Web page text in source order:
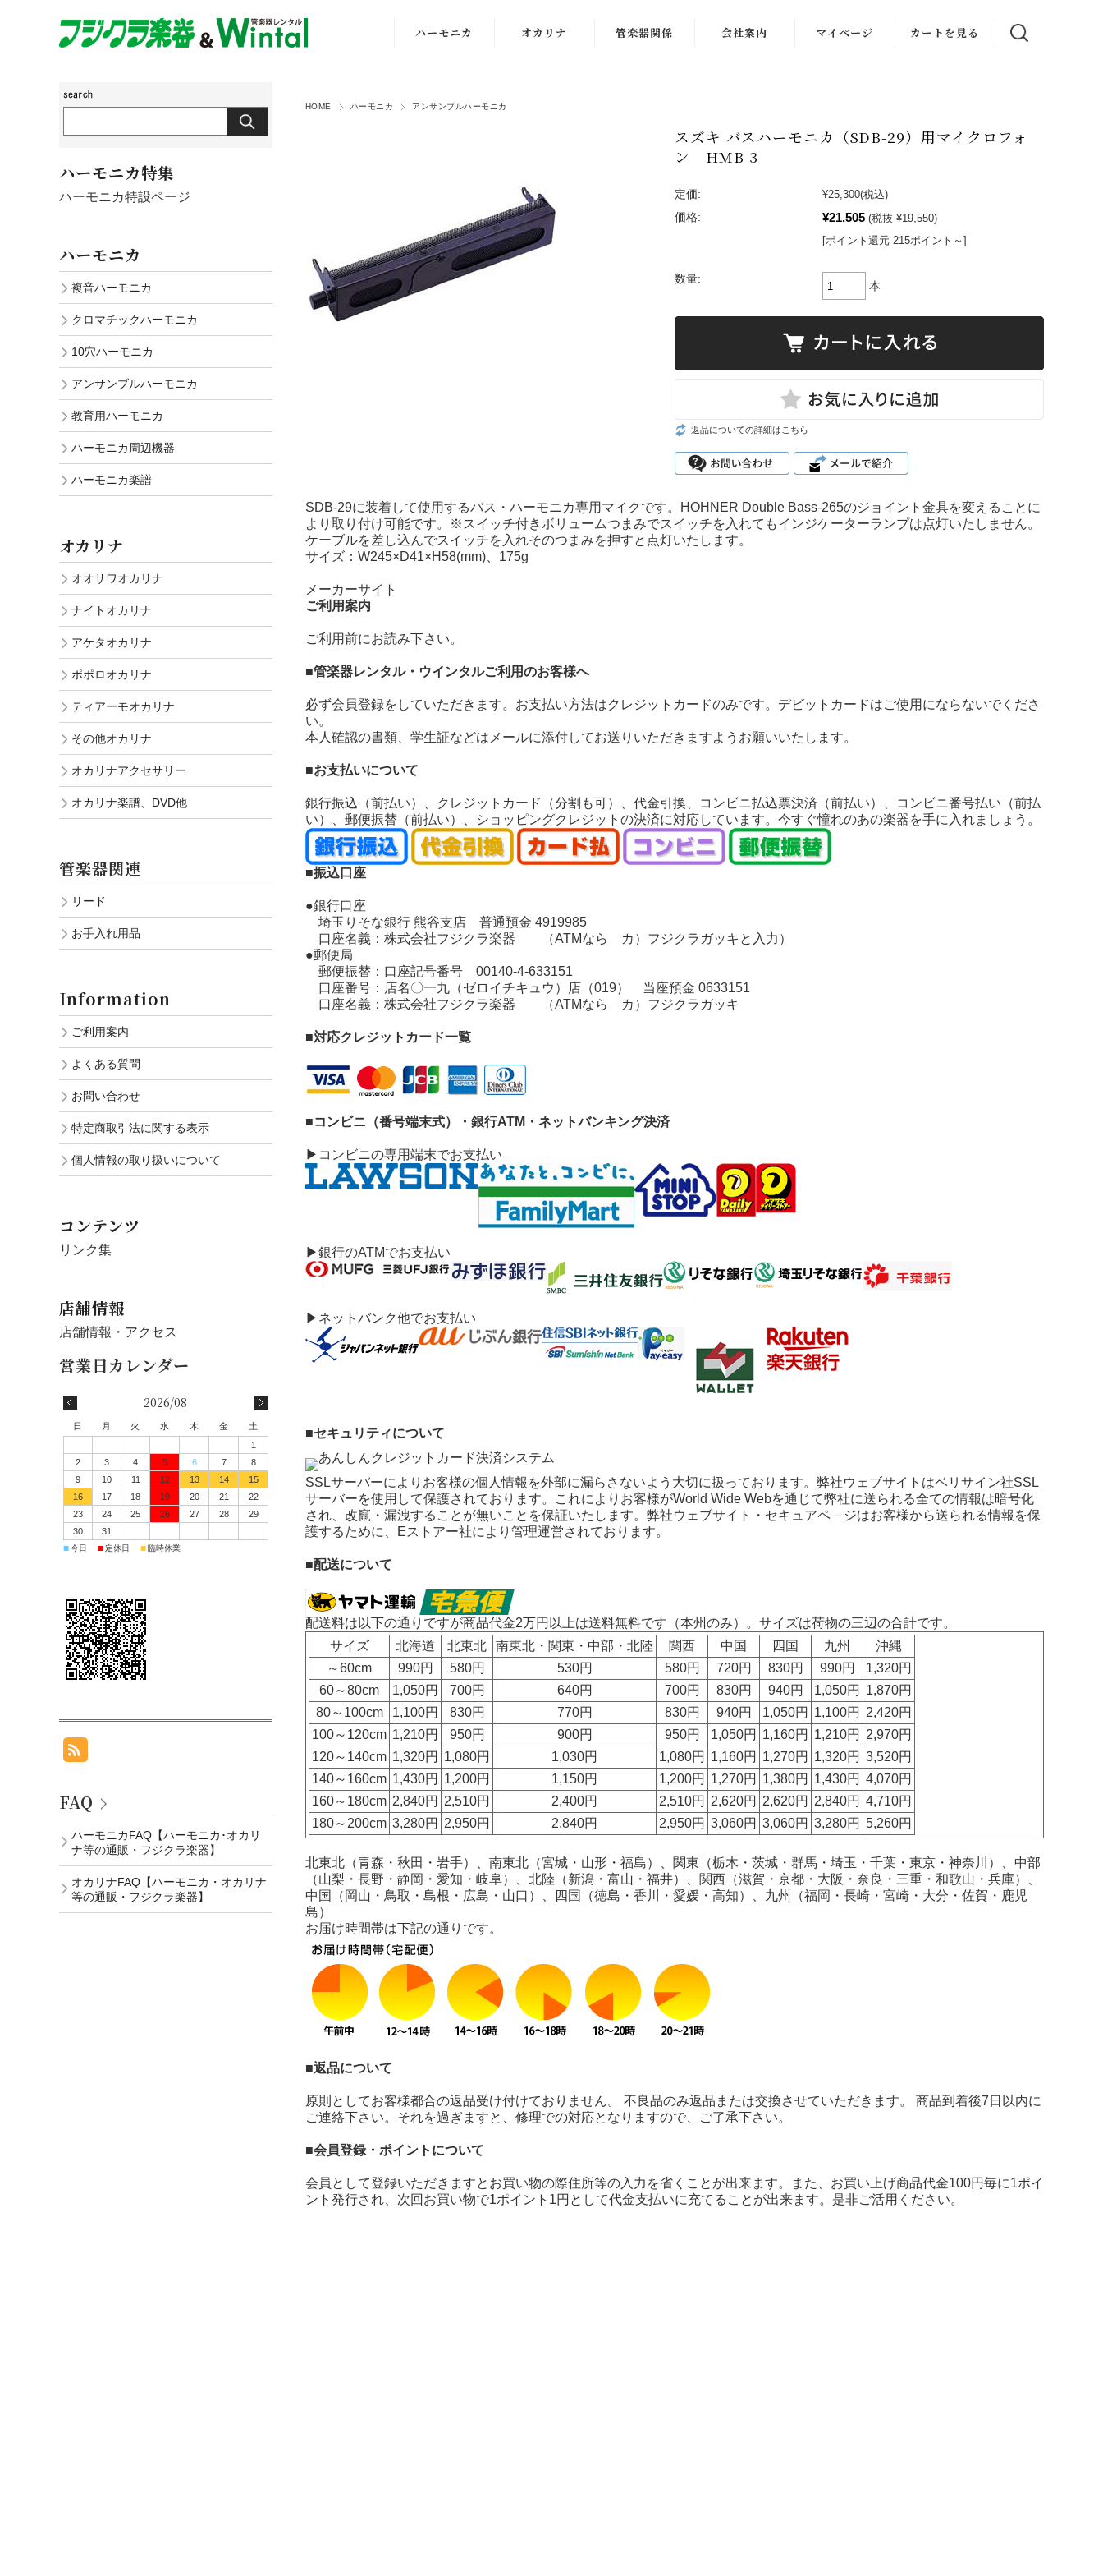
ハーモニカ
クロマチックハ
ーモニカ
教育用ハーモニ
カその他
オカリナ
ポポロオカリナ
ティアーモオカ
管楽器関係 会社案内
管楽器レンタル
マイページ カートを見る
HOME ハーモニカ アンサンブルハーモニカ
スズキ バスハーモニカ（SDB-29）用マイクロフォ
ン HMB-3
定価: ¥25,300(税込)
価格:
¥21,505 (税抜 ¥19,550)
[ポイント還元 215ポイント～]
数量:
本
返品についての詳細はこちら
SDB-29に装着して使用するバス・ハーモニカ専用マイクです。HOHNER Double Bass-265のジョイント金具を変えることに
より取り付け可能です。※スイッチ付きボリュームつまみでスイッチを入れてもインジケーターランプは点灯いたしません。
ケーブルを差し込んでスイッチを入れそのつまみを押すと点灯いたします。
サイズ：W245×D41×H58(mm)、175g
メーカーサイト
ご利用案内
ご利用前にお読み下さい。
■管楽器レンタル・ウインタルご利用のお客様へ
必ず会員登録をしていただきます。お支払い方法はクレジットカードのみです。デビットカードはご使用にならないでくださ
い。
本人確認の書類、学生証などはメールに添付してお送りいただきますようお願いいたします。
■お支払いについて
銀行振込（前払い）、クレジットカード（分割も可）、代金引換、コンビニ払込票決済（前払い）、コンビニ番号払い（前払
い）、郵便振替（前払い）、ショッピングクレジットの決済に対応しています。今すぐ憧れのあの楽器を手に入れましょう。
■振込口座
●銀行口座
埼玉りそな銀行 熊谷支店 普通預金 4919985
口座名義：株式会社フジクラ楽器 （ATMなら カ）フジクラガッキと入力）
●郵便局
郵便振替：口座記号番号 00140-4-633151
口座番号：店名〇一九（ゼロイチキュウ）店（019） 当座預金 0633151
口座名義：株式会社フジクラ楽器 （ATMなら カ）フジクラガッキ
■対応クレジットカード一覧
■コンビニ（番号端末式）・銀行ATM・ネットバンキング決済
▶コンビニの専用端末でお支払い
▶銀行のATMでお支払い
▶ネットバンク他でお支払い
■セキュリティについて
SSLサーバーによりお客様の個人情報を外部に漏らさないよう大切に扱っております。弊社ウェブサイトはベリサイン社SSL
サーバーを使用して保護されております。これによりお客様がWorld Wide Webを通じて弊社に送られる全ての情報は暗号化
され、改竄・漏洩することが無いことを保証いたします。弊社ウェブサイト・セキュアペ－ジはお客様から送られる情報を保
護するために、Eストアー社により管理運営されております。
■配送について
配送料は以下の通りですが商品代金2万円以上は送料無料です（本州のみ）。サイズは荷物の三辺の合計です。
サイズ
北海道 北東北 南東北・関東・中部・北陸 関西 中国 四国 九州
沖縄
～60cm
990円 580円 530円 580円 720円 830円 990円
1,320円
60～80cm
1,050円 700円 640円 700円 830円 940円 1,050円
1,870円
80～100cm
1,100円 830円 770円 830円 940円 1,050円 1,100円
2,420円
100～120cm 1,210円 950円 900円 950円 1,050円 1,160円 1,210円
2,970円
120～140cm 1,320円 1,080円 1,030円 1,080円 1,160円 1,270円 1,320円 3,520円
140～160cm 1,430円 1,200円 1,150円 1,200円 1,270円 1,380円 1,430円 4,070円
160～180cm 2,840円 2,510円 2,400円 2,510円 2,620円 2,620円 2,840円 4,710円
180～200cm 3,280円 2,950円 2,840円 2,950円 3,060円 3,060円 3,280円 5,260円
北東北（青森・秋田・岩手）、南東北（宮城・山形・福島）、関東（栃木・茨城・群馬・埼玉・千葉・東京・神奈川）、中部
（山梨・長野・静岡・愛知・岐阜）、北陸（新潟・富山・福井）、関西（滋賀・京都・大阪・奈良・三重・和歌山・兵庫）、
中国（岡山・鳥取・島根・広島・山口）、四国（徳島・香川・愛媛・高知）、九州（福岡・長崎・宮崎・大分・佐賀・鹿児
島）
お届け時間帯は下記の通りです。
■返品について
原則としてお客様都合の返品受け付けておりません。 不良品のみ返品または交換させていただきます。 商品到着後7日以内に
ご連絡下さい。それを過ぎますと、修理での対応となりますので、ご了承下さい。
■会員登録・ポイントについて
会員として登録いただきますとお買い物の際住所等の入力を省くことが出来ます。また、お買い上げ商品代金100円毎に1ポイ
ント発行され、次回お買い物で1ポイント1円として代金支払いに充てることが出来ます。是非ご活用ください。
ハーモニカ特集
ハーモニカ特設ページ
ハーモニカ
複音ハーモニカ
クロマチックハーモニカ
10穴ハーモニカ
アンサンブルハーモニカ
教育用ハーモニカ
ハーモニカ周辺機器
ハーモニカ楽譜
オカリナ
オオサワオカリナ
ナイトオカリナ
アケタオカリナ
ポポロオカリナ
ティアーモオカリナ
その他オカリナ
オカリナアクセサリー
オカリナ楽譜、DVD他
管楽器関連
リード
お手入れ用品
Information
ご利用案内
よくある質問
お問い合わせ
特定商取引法に関する表示
個人情報の取り扱いについて
コンテンツ
リンク集
店舗情報
店舗情報・アクセス
2026/08
日 月 火 水 木 金
土
1
2
3 4 5 6 7
8
9
10 11 12 13 14
15
16
17 18 19 20 21
22
23
24 25 26 27 28
29
30
31
■今日 ■定休日 ■臨時休業
FAQ
ハーモニカFAQ【ハーモニカ･オカリ
ナ等の通販・フジクラ楽器】
オカリナFAQ【ハーモニカ・オカリナ
等の通販・フジクラ楽器】